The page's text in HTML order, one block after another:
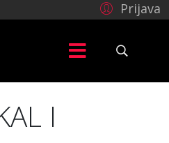
Prijava
I